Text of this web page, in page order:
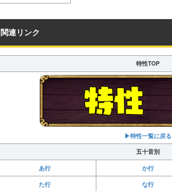
関連リンク
特性TOP
▶特性一覧に戻る
五十音別
あ行 か行
た行
な行